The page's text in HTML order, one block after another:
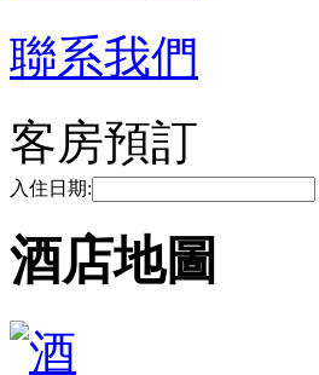
聯系我們
客房預訂
入住日期:
酒店地圖